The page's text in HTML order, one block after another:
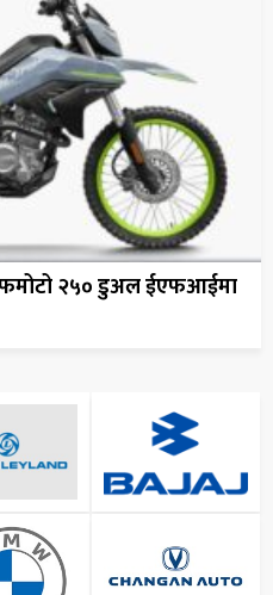
२५० डुअल ईएफआईमा